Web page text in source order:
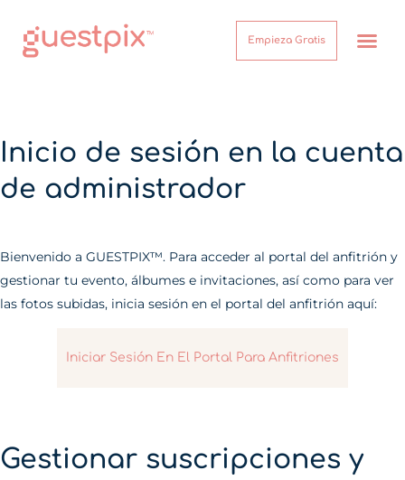
Empieza Gratis
Inicio de sesión en la cuenta
de administrador
Bienvenido a GUESTPIX™. Para acceder al portal del anfitrión y
gestionar tu evento, álbumes e invitaciones, así como para ver
las fotos subidas, inicia sesión en el portal del anfitrión aquí:
Iniciar Sesión En El Portal Para Anfitriones
Gestionar suscripciones y